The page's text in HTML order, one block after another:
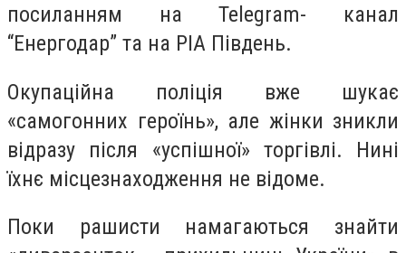
посиланням на Telegram- канал
“Енергодар” та на РІА Південь.
Окупаційна поліція вже шукає
«самогонних героїнь», але жінки зникли
відразу після «успішної» торгівлі. Нині
їхнє місцезнаходження не відоме.
Поки рашисти намагаються знайти